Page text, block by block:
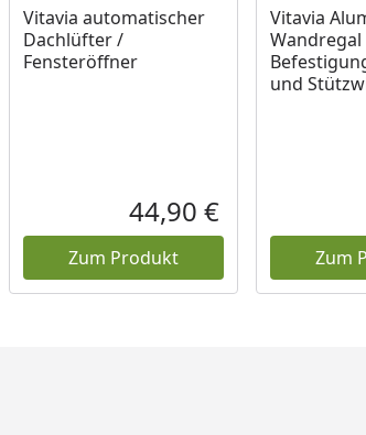
Vitavia automatischer
Dachlüfter /
Fensteröffner
Aktueller Preis
44,90 €
Zum Produkt
Vitavia
Wandregal
und
Zum